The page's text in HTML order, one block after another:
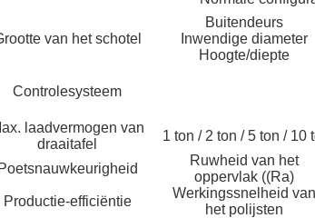
van het schotel
Buitendeurs
Inwendige diameter
Hoogte/diepte
Controlesysteem
laadvermogen van
draaitafel
1 ton / 2 ton / 5 ton /
Poetsnauwkeurigheid
Ruwheid van het
oppervlak ((Ra)
Productie-efficiëntie
Werkingssnelheid van
het polijsten